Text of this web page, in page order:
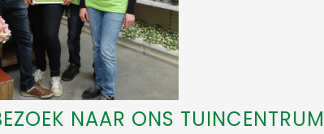
NAAR ONS